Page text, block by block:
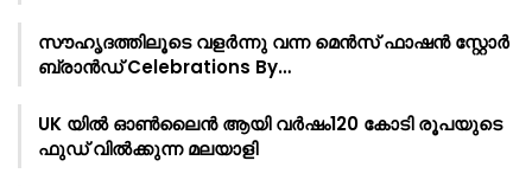
സൗഹൃദത്തിലൂടെ വളർന്നു വന്ന മെൻസ് ഫാഷൻ സ്റ്റോർ
ബ്രാൻഡ് Celebrations By…
UK യിൽ ഓൺലൈൻ ആയി വർഷം120 കോടി രൂപയുടെ
ഫുഡ് വിൽക്കുന്ന മലയാളി